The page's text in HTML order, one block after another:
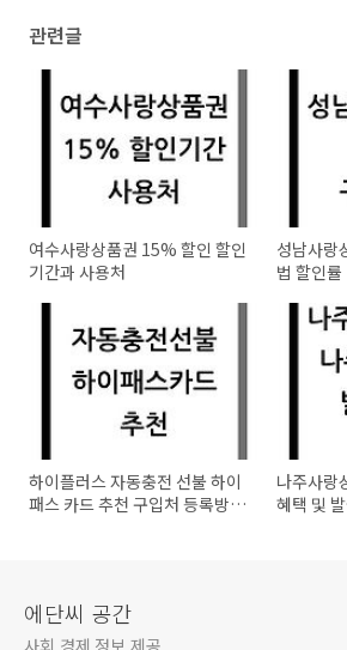
관련글
여수사랑상품권 15% 할인 할인
기간과 사용처
성남사랑
법 할인률
하이플러스 자동충전 선불 하이
패스 카드 추천 구입처 등록방법
나주사랑
혜택 및
에단씨 공간